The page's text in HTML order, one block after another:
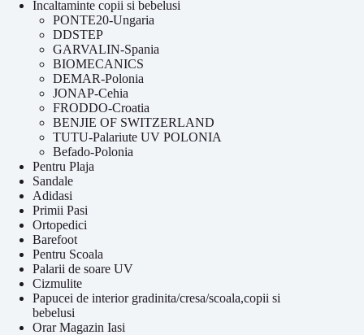
Incaltaminte copii si bebelusi
PONTE20-Ungaria
DDSTEP
GARVALIN-Spania
BIOMECANICS
DEMAR-Polonia
JONAP-Cehia
FRODDO-Croatia
BENJIE OF SWITZERLAND
TUTU-Palariute UV POLONIA
Befado-Polonia
Pentru Plaja
Sandale
Adidasi
Primii Pasi
Ortopedici
Barefoot
Pentru Scoala
Palarii de soare UV
Cizmulite
Papucei de interior gradinita/cresa/scoala,copii si
bebelusi
Orar Magazin Iasi